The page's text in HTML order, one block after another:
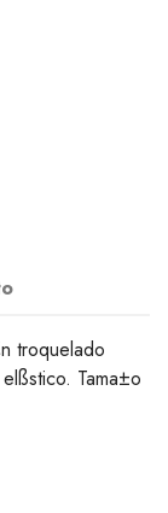
troquelado
Tama±o